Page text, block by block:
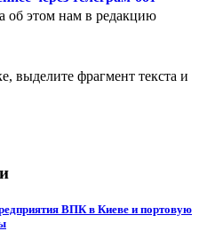
об этом нам в редакцию
выделите фрагмент текста и
ВПК в Киеве и портовую